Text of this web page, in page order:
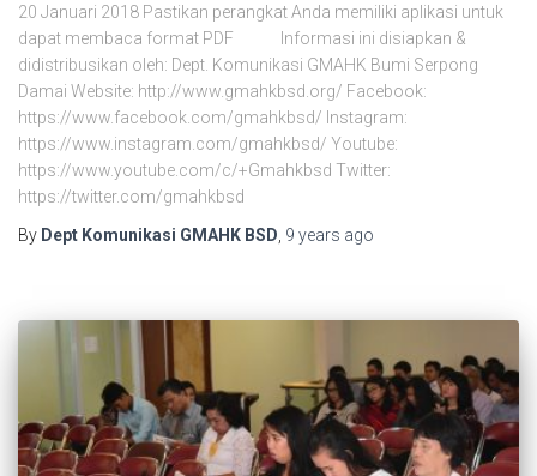
20 Januari 2018 Pastikan perangkat Anda memiliki aplikasi untuk
dapat membaca format PDF Informasi ini disiapkan &
didistribusikan oleh: Dept. Komunikasi GMAHK Bumi Serpong
Damai Website: http://www.gmahkbsd.org/ Facebook:
https://www.facebook.com/gmahkbsd/ Instagram:
https://www.instagram.com/gmahkbsd/ Youtube:
https://www.youtube.com/c/+Gmahkbsd Twitter:
https://twitter.com/gmahkbsd
By Dept Komunikasi GMAHK BSD 9 years ago